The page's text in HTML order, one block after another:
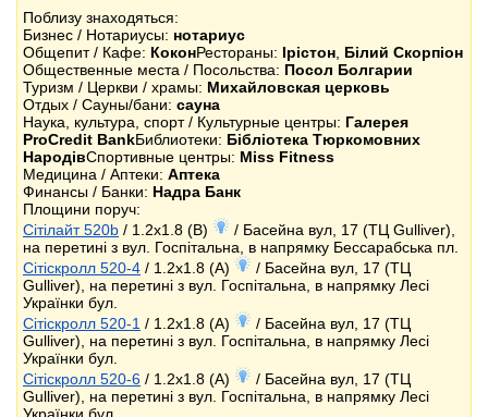
Поблизу знаходяться:
Бизнес / Нотариусы: нотариус
Общепит / Кафе: КоконРестораны: Ірістон Білий Скорпіон
Общественные места / Посольства: Посол Болгарии
Туризм / Церкви / храмы: Михайловская церковь
Отдых / Сауны/бани: сауна
Наука, культура, спорт / Культурные центры: Галерея
ProCredit BankБиблиотеки: Бібліотека Тюркомовних
НародівСпортивные центры: Miss Fitness
Медицина / Аптеки: Аптека
Финансы / Банки: Надра Банк
Площини поруч:
Сітілайт 520b / 1.2x1.8 (B)
/ Басейна вул, 17 (ТЦ Gulliver),
на перетині з вул. Госпітальна, в напрямку Бессарабська пл.
Сітіскролл 520-4 / 1.2x1.8 (A)
/ Басейна вул, 17 (ТЦ
Gulliver), на перетині з вул. Госпітальна, в напрямку Лесі
Українки бул.
Сітіскролл 520-1 / 1.2x1.8 (A)
/ Басейна вул, 17 (ТЦ
Gulliver), на перетині з вул. Госпітальна, в напрямку Лесі
Українки бул.
Сітіскролл 520-6 / 1.2x1.8 (A)
/ Басейна вул, 17 (ТЦ
Gulliver), на перетині з вул. Госпітальна, в напрямку Лесі